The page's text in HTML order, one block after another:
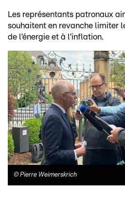
Les représentants patronaux
souhaitent en revanche limiter
de l’énergie et à l’inflation.
© Pierre Weimerskrich